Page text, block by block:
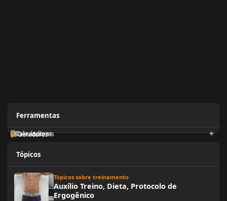
Ferramentas
Geradores
Orientadores
Calculadoras
Tópicos
Auxílio Treino, Dieta, Protocolo de Ergogênico
Tópicos sobre treinamento
Auxílio Treino, Dieta, Protocolo de
Ergogênico